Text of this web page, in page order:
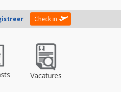
Check in
Vacatures